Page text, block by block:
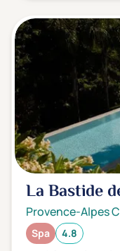
La Bastide
Provence-Alpes
Spa 4.8